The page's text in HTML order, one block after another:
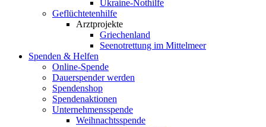
Ukraine-Nothilfe
Geflüchtetenhilfe
Arztprojekte
Griechenland
Seenotrettung im Mittelmeer
Spenden & Helfen
Online-Spende
Dauerspender werden
Spendenshop
Spendenaktionen
Unternehmens­spende
Weihnachtsspende